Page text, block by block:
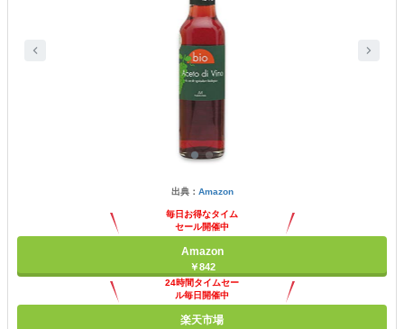
出典： Amazon
毎日お得なタイム
セール開催中
Amazon
￥842
24時間タイムセー
ル毎日開催中
楽天市場